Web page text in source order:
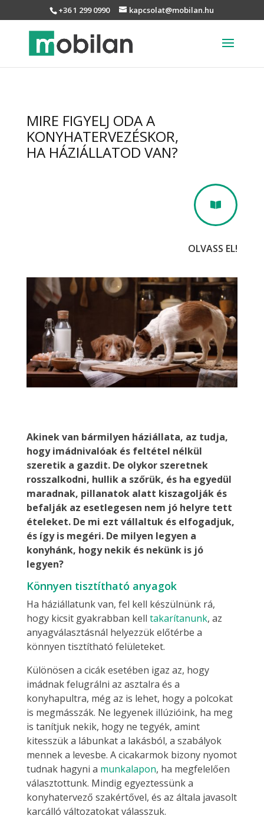
+36 1 299 0990 kapcsolat@mobilan.hu
MIRE FIGYELJ ODA A
KONYHATERVEZÉSKOR,
HA HÁZIÁLLATOD VAN?

OLVASS EL!
Akinek van bármilyen háziállata, az tudja,
hogy imádnivalóak és feltétel nélkül
szeretik a gazdit. De olykor szeretnek
rosszalkodni, hullik a szőrük, és ha egyedül
maradnak, pillanatok alatt kiszagolják és
befalják az esetlegesen nem jó helyre tett
ételeket. De mi ezt vállaltuk és elfogadjuk,
és így is megéri. De milyen legyen a
konyhánk, hogy nekik és nekünk is jó
legyen?
Könnyen tisztítható anyagok
Ha háziállatunk van, fel kell készülnünk rá,
hogy kicsit gyakrabban kell takarítanunk, az
anyagválasztásnál helyezzük előtérbe a
könnyen tisztítható felületeket.
Különösen a cicák esetében igaz az, hogy
imádnak felugrálni az asztalra és a
konyhapultra, még az is lehet, hogy a polcokat
is megmásszák. Ne legyenek illúzióink, ha meg
is tanítjuk nekik, hogy ne tegyék, amint
kitesszük a lábunkat a lakásból, a szabályok
mennek a levesbe. A cicakarmok bizony nyomot
tudnak hagyni a munkalapon, ha megfelelően
választottunk. Mindig egyeztessünk a
konyhatervező szakértővel, és az általa javasolt
karcálló változatokat válasszuk.